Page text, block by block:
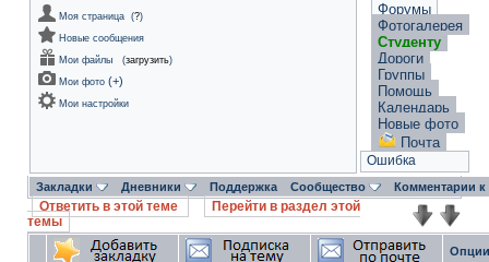
Моя страница (?)
Новые сообщения
Мои файлы
(загрузить)
Мои фото (+)
Мои настройки
Форумы
Фотогалерея
Студенту
Дороги
Группы
Помощь
Календарь
Новые фото
Почта
Ошибка
Закладки Дневники Поддержка Сообщество Комментарии
Ответить в этой теме
Перейти в раздел этой
темы